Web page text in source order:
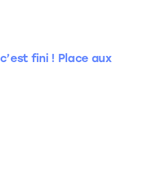
fini ! Place aux